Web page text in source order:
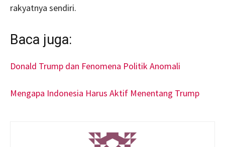
rakyatnya sendiri.
Baca juga:
Donald Trump dan Fenomena Politik Anomali
Mengapa Indonesia Harus Aktif Menentang Trump